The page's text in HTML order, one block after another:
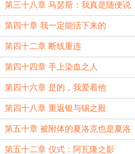
第三十八章 马瑟斯：我真是随便说
的
第四十章 我一定能活下来的
第四十二章 断线重连
第四十四章 手上染血之人
第四十六章 是的，我爱着他
第四十八章 重返银与锡之殿
第五十章 被附体的夏洛克也是夏洛
克
第五十二章 仪式：阿瓦隆之影